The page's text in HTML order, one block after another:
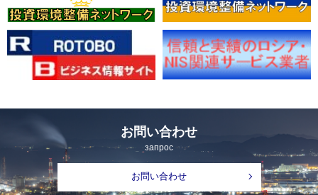
お問い合わせ
запрос
お問い合わせ